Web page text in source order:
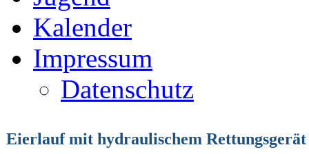
Kalender
Impressum
Datenschutz
Eierlauf mit hydraulischem Rettungsgerät